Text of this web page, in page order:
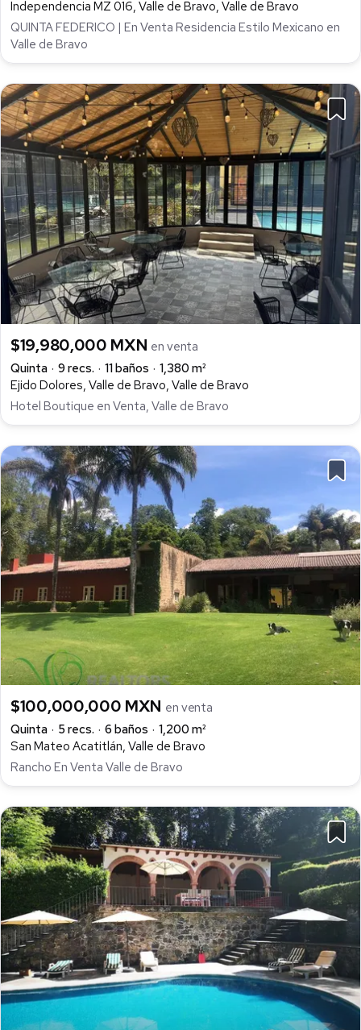
Independencia MZ 016, Valle de Bravo, Valle de Bravo
QUINTA FEDERICO | En Venta Residencia Estilo Mexicano en
Valle de Bravo
$19,980,000 MXN en venta
Quinta
9 recs. 11 baños
1,380 m²
Ejido Dolores, Valle de Bravo, Valle de Bravo
Hotel Boutique en Venta, Valle de Bravo
$100,000,000 MXN en venta
Quinta
5 recs. 6 baños
1,200 m²
San Mateo Acatitlán, Valle de Bravo
Rancho En Venta Valle de Bravo